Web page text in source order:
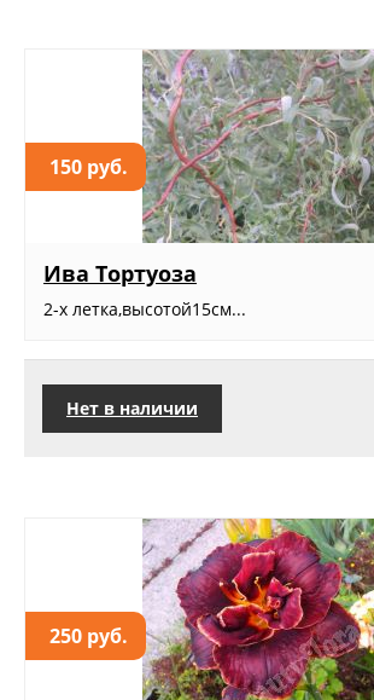
150 руб.
Ива Тортуоза
2-х летка,высотой15см...
Нет в наличии
250 руб.